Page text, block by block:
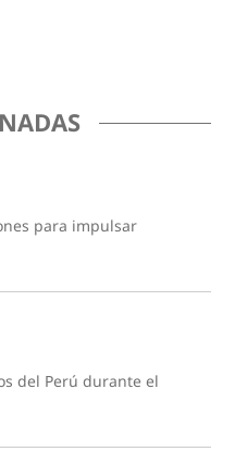
para impulsar
del Perú durante el